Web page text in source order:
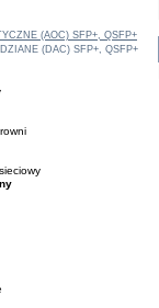
(AOC) SFP+, QSFP+
(DAC) SFP+, QSFP+